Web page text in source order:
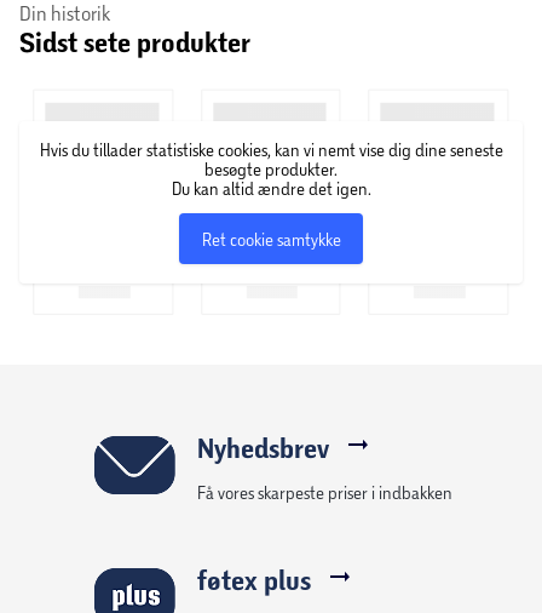
Din historik
Sidst sete produkter
Hvis du tillader statistiske cookies, kan vi nemt vise dig dine seneste
besøgte produkter.
Du kan altid ændre det igen.
Ret cookie samtykke
Nyhedsbrev
Få vores skarpeste priser i indbakken
føtex plus